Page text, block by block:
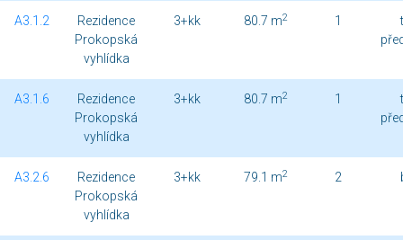
A3.1.2
Rezidence
Prokopská
vyhlídka
3+kk 80.7 m2 1
A3.1.6
Rezidence
Prokopská
vyhlídka
3+kk 80.7 m2 1
A3.2.6
Rezidence
Prokopská
vyhlídka
3+kk 79.1 m2 2